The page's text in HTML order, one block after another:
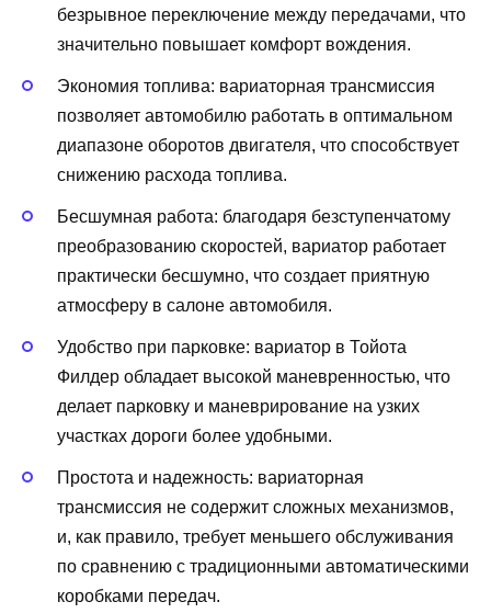
безрывное переключение между передачами, что
значительно повышает комфорт вождения.
Экономия топлива: вариаторная трансмиссия
позволяет автомобилю работать в оптимальном
диапазоне оборотов двигателя, что способствует
снижению расхода топлива.
Бесшумная работа: благодаря безступенчатому
преобразованию скоростей, вариатор работает
практически бесшумно, что создает приятную
атмосферу в салоне автомобиля.
Удобство при парковке: вариатор в Тойота
Филдер обладает высокой маневренностью, что
делает парковку и маневрирование на узких
участках дороги более удобными.
Простота и надежность: вариаторная
трансмиссия не содержит сложных механизмов,
и, как правило, требует меньшего обслуживания
по сравнению с традиционными автоматическими
коробками передач.